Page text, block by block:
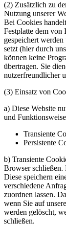
(2) Zusätzlich zu
Nutzung unserer
Bei Cookies
Festplatte dem von
gespeichert
setzt (hier durch
können keine
übertragen. Sie
nutzerfreundlicher
(3) Einsatz von
a) Diese Website
und
Transiente
Persistente
b) Transiente
Browser schließen.
Diese speichern
verschiedene
zuordnen lassen.
wenn Sie auf
werden gelöscht,
schließen.